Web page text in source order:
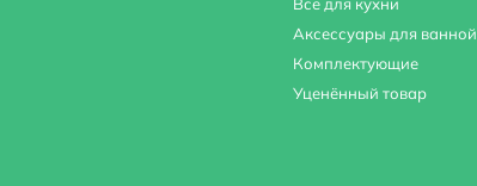
Все для кухни
Аксессуары для ванной
Комплектующие
Уценённый товар